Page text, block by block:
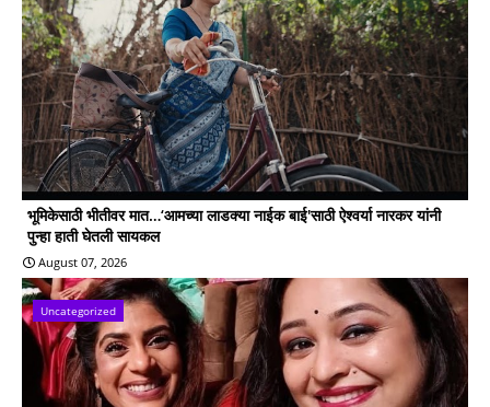
भूमिकेसाठी भीतीवर मात…‘आमच्या लाडक्या नाईक बाई'साठी ऐश्वर्या नारकर यांनी
पुन्हा हाती घेतली सायकल
August 07, 2026
Uncategorized